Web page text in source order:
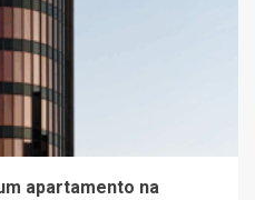
apartamento na